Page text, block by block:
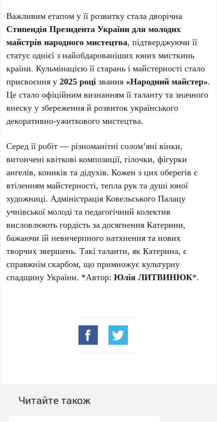
Важливим етапом у її розвитку стала дворічна
Стипендія Президента України для молодих
майстрів народного мистецтва, підтверджуючи її
статус однієї з найобдарованіших юних мисткинь
країни. Кульмінацією її старань і майстерності стало
присвоєння у2025 році звання «Народний майстер».
Це стало офіційним визнанням її таланту та значного
внеску у збереження й розвиток українського
декоративно-ужиткового мистецтва.
Серед її робіт — різноманітні солом’яні вінки,
витончені квіткові композиції, гілочки, фігурки
ангелів, коників та дідухів. Кожен з цих оберегів є
втіленням майстерності, тепла рук та душі юної
художниці. Адміністрація Ковельського Палацу
учнівської молоді та педагогічний колектив
висловлюють гордість за досягнення Катерини,
бажаючи їй невичерпного натхнення та нових
творчих звершень. Такі таланти, як Катерина, є
справжнім скарбом, що примножує культурну
спадщину України. *Автор:Юлія ЛИТВИНЮК*.
Читайте також